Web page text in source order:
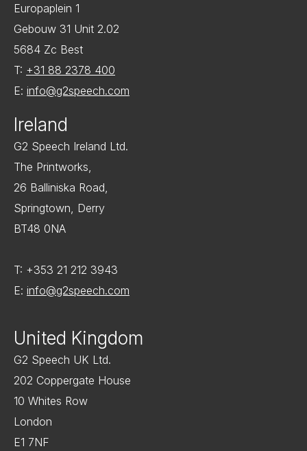
Europaplein 1
Gebouw 31 Unit 2.02
5684 Zc Best
T: +31 88 2378 400
E: info@g2speech.com
Ireland
G2 Speech Ireland Ltd.
The Printworks,
26 Balliniska Road,
Springtown, Derry
BT48 0NA
T: +353 21 212 3943
E: info@g2speech.com
United Kingdom
G2 Speech UK Ltd.
202 Coppergate House
10 Whites Row
London
E1 7NF